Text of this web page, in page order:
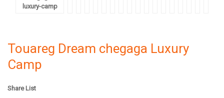
Touareg Dream chegaga Luxury
Camp
Share List